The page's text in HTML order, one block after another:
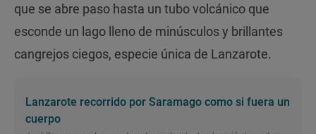
que se abre paso hasta un tubo volcánico que
esconde un lago lleno de minúsculos y brillantes
cangrejos ciegos, especie única de Lanzarote.
Lanzarote recorrido por Saramago como si fuera un
cuerpo